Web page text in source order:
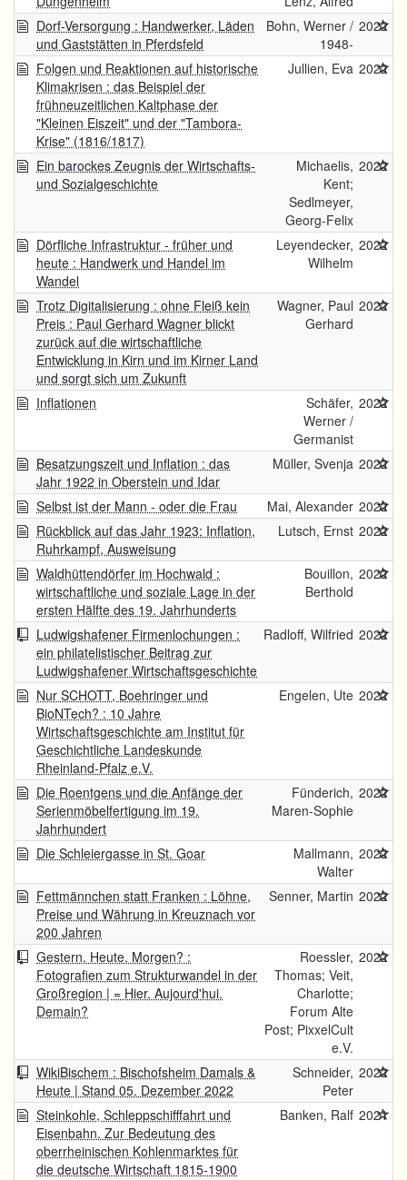
Dorf-Versorgung : Handwerker, Läden
und Gaststätten in Pferdsfeld
Bohn, Werner /
1948-
2022
Folgen und Reaktionen auf historische
Klimakrisen : das Beispiel der
frühneuzeitlichen Kaltphase der
"Kleinen Eiszeit" und der "Tambora-
Krise" (1816/1817)
Jullien, Eva 2022
Ein barockes Zeugnis der Wirtschafts-
und Sozialgeschichte
Michaelis,
Kent;
Sedlmeyer,
Georg-Felix
2022
Dörfliche Infrastruktur - früher und
heute : Handwerk und Handel im
Wandel
Leyendecker,
Wilhelm
2022
Trotz Digitalisierung : ohne Fleiß kein
Preis : Paul Gerhard Wagner blickt
zurück auf die wirtschaftliche
Entwicklung in Kirn und im Kirner Land
und sorgt sich um Zukunft
Wagner, Paul
Gerhard
2022
Inflationen
Schäfer,
Werner /
Germanist
2022
Besatzungszeit und Inflation : das
Jahr 1922 in Oberstein und Idar
Müller, Svenja 2022
Selbst ist der Mann - oder die Frau Mai, Alexander 2022
Rückblick auf das Jahr 1923: Inflation,
Ruhrkampf, Ausweisung
Lutsch, Ernst 2022
Waldhüttendörfer im Hochwald :
wirtschaftliche und soziale Lage in der
ersten Hälfte des 19. Jahrhunderts
Bouillon,
Berthold
2022
Ludwigshafener Firmenlochungen :
ein philatelistischer Beitrag zur
Ludwigshafener Wirtschaftsgeschichte
Radloff, Wilfried 2022
Nur SCHOTT, Boehringer und
BioNTech? : 10 Jahre
Wirtschaftsgeschichte am Institut für
Geschichtliche Landeskunde
Rheinland-Pfalz e.V.
Engelen, Ute 2022
Die Roentgens und die Anfänge der
Serienmöbelfertigung im 19.
Jahrhundert
Fünderich,
Maren-Sophie
2022
Die Schleiergasse in St. Goar
Mallmann,
Walter
2022
Fettmännchen statt Franken : Löhne,
Preise und Währung in Kreuznach vor
200 Jahren
Senner, Martin 2022
Gestern. Heute. Morgen? :
Fotografien zum Strukturwandel in der
Großregion | = Hier. Aujourd'hui.
Demain?
Roessler,
Thomas; Veit,
Charlotte;
Forum Alte
Post; PixxelCult
e.V.
2022
WikiBischem : Bischofsheim Damals &
Heute | Stand 05. Dezember 2022
Schneider,
Peter
2022
Steinkohle, Schleppschifffahrt und
Eisenbahn. Zur Bedeutung des
oberrheinischen Kohlenmarktes für
die deutsche Wirtschaft 1815-1900
Banken, Ralf 2021